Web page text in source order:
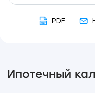
PDF
Ипотечный